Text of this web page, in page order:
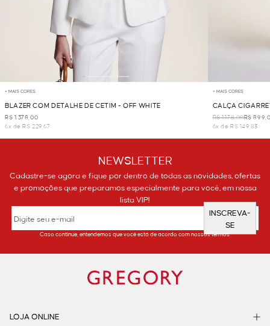
+ MAIS CORES
BLAZER COM DETALHE DE CETIM - OFF WHITE
R$ 1.378,00
6x de R$ 229,67
+ MAIS CORES
CALÇA
R$ 1.178,00R$
6x de R$ 149,83
NEWSLETTER
Cadastre-se agora e fique por dentro de todas as novidades, ofertas
e promoções que preparamos especialmente para você, em nossa
lista VIP!
INSCREVA-
SE
Caso continue, entendemos que você está de acordo com nossos termos.
LOJA ONLINE